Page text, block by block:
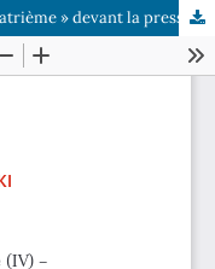
"Tannhäuser réhabilité" (IV) – « La quatrième » devant la presse parisienne – les décors et la mise en scene